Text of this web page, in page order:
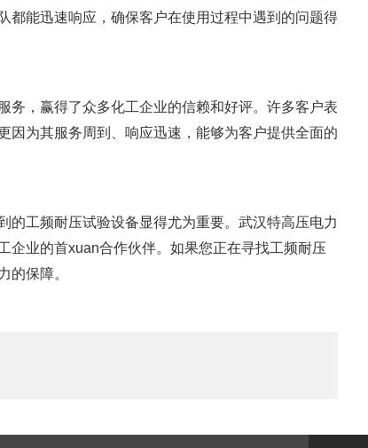
都能迅速响应，确保客户在使用过程中遇到的问题得
务，赢得了众多化工企业的信赖和好评。许多客户表
因为其服务周到、响应迅速，能够为客户提供全面的
的工频耐压试验设备显得尤为重要。武汉特高压电力
企业的首xuan合作伙伴。如果您正在寻找工频耐压
的保障。